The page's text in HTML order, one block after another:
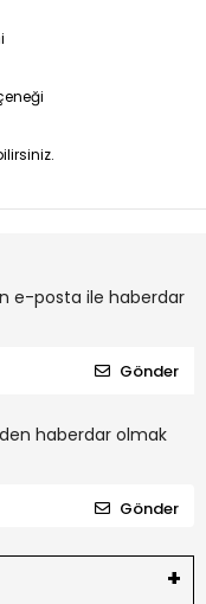
e-posta ile haberdar
Gönder
haberdar olmak
Gönder